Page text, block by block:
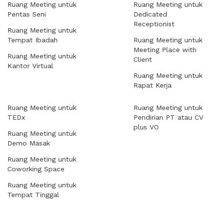
Ruang Meeting untuk
Pentas Seni
Ruang Meeting untuk
Tempat Ibadah
Ruang Meeting untuk
Kantor Virtual
Ruang Meeting untuk
Dedicated
Receptionist
Ruang Meeting untuk
Meeting Place with
Client
Ruang Meeting untuk
Rapat Kerja
Ruang Meeting untuk
TEDx
Ruang Meeting untuk
Demo Masak
Ruang Meeting untuk
Coworking Space
Ruang Meeting untuk
Tempat Tinggal
Ruang Meeting untuk
Pendirian PT atau CV
plus VO